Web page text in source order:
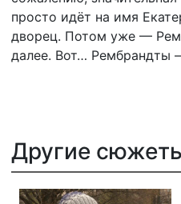
просто идёт на имя
дворец. Потом уже —
далее. Вот… Рембрандты
Другие